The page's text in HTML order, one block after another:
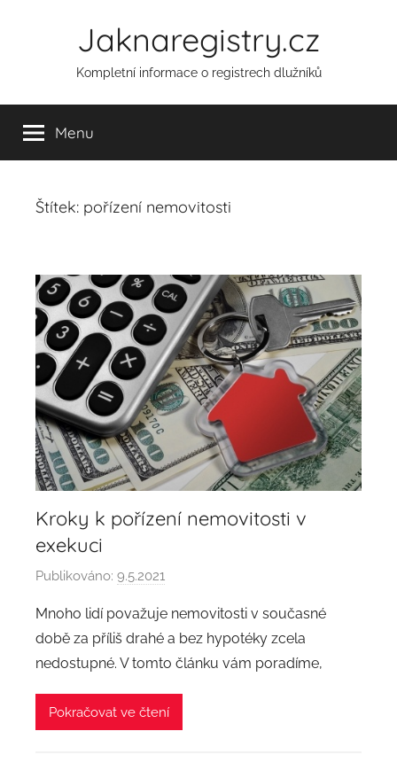
Jaknaregistry.cz
Kompletní informace o registrech dlužníků
Menu
Štítek: pořízení nemovitosti
Kroky k pořízení nemovitosti v
exekuci
Publikováno: 9.5.2021
t
o
r
:
a
Mnoho lidí považuje nemovitosti v současné
době za příliš drahé a bez hypotéky zcela
nedostupné. V tomto článku vám poradíme,
Pokračovat ve čtení